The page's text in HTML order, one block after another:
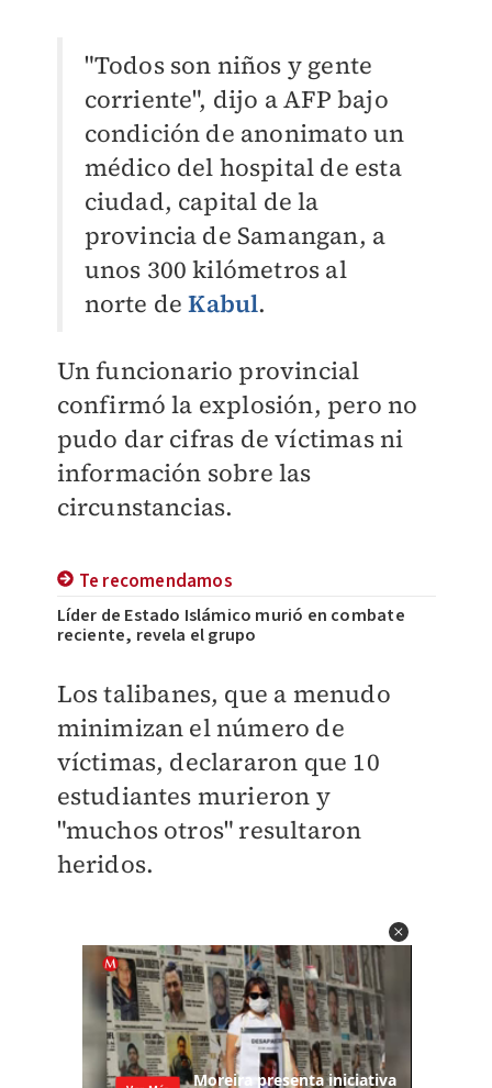
"Todos son niños y gente
corriente", dijo a AFP bajo
condición de anonimato un
médico del hospital de esta
ciudad, capital de la
provincia de Samangan, a
unos 300 kilómetros al
norte deKabul.
Un funcionario provincial
confirmó la explosión, pero no
pudo dar cifras de víctimas ni
información sobre las
circunstancias.
Te recomendamos
Líder de Estado Islámico murió en combate
reciente, revela el grupo
Los talibanes, que a menudo
minimizan el número de
víctimas, declararon que 10
estudiantes murieron y
"muchos otros" resultaron
heridos.